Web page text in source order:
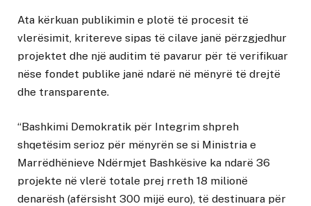
Ata kërkuan publikimin e plotë të procesit të
vlerësimit, kritereve sipas të cilave janë përzgjedhur
projektet dhe një auditim të pavarur për të verifikuar
nëse fondet publike janë ndarë në mënyrë të drejtë
dhe transparente.
“Bashkimi Demokratik për Integrim shpreh
shqetësim serioz për mënyrën se si Ministria e
Marrëdhënieve Ndërmjet Bashkësive ka ndarë 36
projekte në vlerë totale prej rreth 18 milionë
denarësh (afërsisht 300 mijë euro), të destinuara për